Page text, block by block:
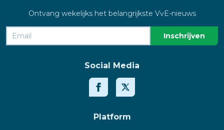
Ontvang wekelijks het belangrijkste VvE-nieuws
Social Media
Platform